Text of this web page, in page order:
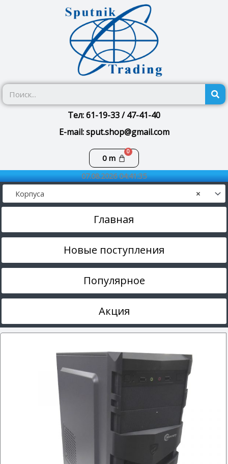
Тел: 61-19-33 / 47-41-40
E-mail: sput.shop@gmail.com
0m
Корзина
07.08.2026 04:41:35
×
Корпуса
Главная
Новые поступления
Популярное
Акция